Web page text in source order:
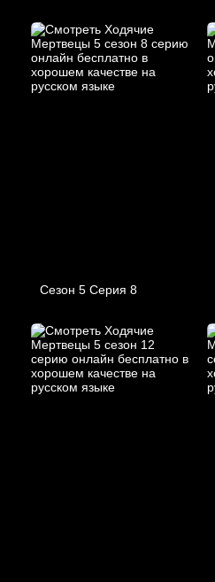
Сезон 5 Серия 8